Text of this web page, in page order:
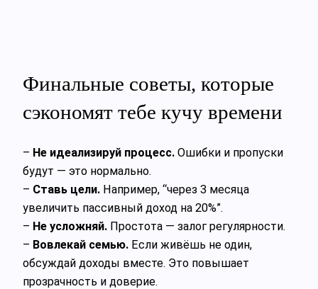
Финальные советы, которые
сэкономят тебе кучу времени
– Не идеализируй процесс. Ошибки и пропуски
будут — это нормально.
– Ставь цели. Например, “через 3 месяца
увеличить пассивный доход на 20%”.
– Не усложняй. Простота — залог регулярности.
– Вовлекай семью. Если живёшь не один,
обсуждай доходы вместе. Это повышает
прозрачность и доверие.